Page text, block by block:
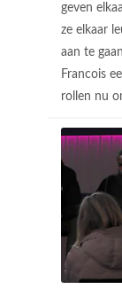
geven
ze elkaar
aan te
Francois
rollen nu